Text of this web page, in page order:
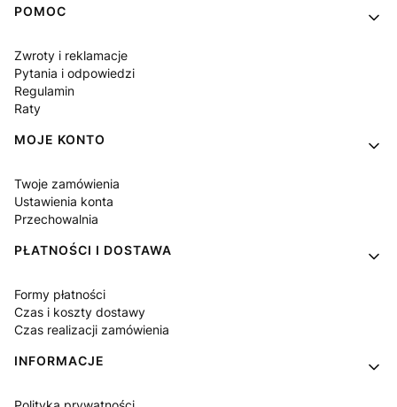
Linki w stopce
POMOC
Zwroty i reklamacje
Pytania i odpowiedzi
Regulamin
Raty
MOJE KONTO
Twoje zamówienia
Ustawienia konta
Przechowalnia
PŁATNOŚCI I DOSTAWA
Formy płatności
Czas i koszty dostawy
Czas realizacji zamówienia
INFORMACJE